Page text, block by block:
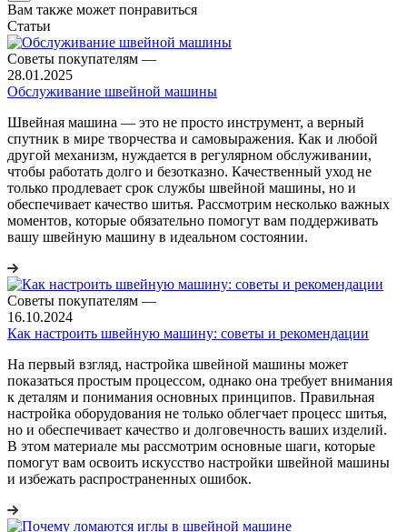
Вам также может понравиться
Статьи
Советы покупателям —
28.01.2025
Обслуживание швейной машины
Швейная машина — это не просто инструмент, а верный
спутник в мире творчества и самовыражения. Как и любой
другой механизм, нуждается в регулярном обслуживании,
чтобы работать долго и безотказно. Качественный уход не
только продлевает срок службы швейной машины, но и
обеспечивает качество шитья. Рассмотрим несколько важных
моментов, которые обязательно помогут вам поддерживать
вашу швейную машину в идеальном состоянии.
Советы покупателям —
16.10.2024
Как настроить швейную машину: советы и рекомендации
На первый взгляд, настройка швейной машины может
показаться простым процессом, однако она требует внимания
к деталям и понимания основных принципов. Правильная
настройка оборудования не только облегчает процесс шитья,
но и обеспечивает качество и долговечность ваших изделий.
В этом материале мы рассмотрим основные шаги, которые
помогут вам освоить искусство настройки швейной машины
и избежать распространенных ошибок.